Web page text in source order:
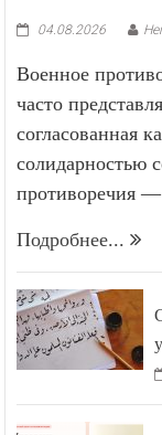
04.08.2026
Военное
часто
согласованная
солидарностью
противоречия —
Подробнее...